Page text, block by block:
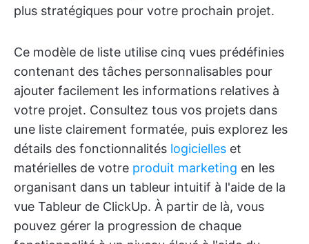
plus stratégiques pour votre prochain projet.
Ce modèle de liste utilise cinq vues prédéfinies
contenant des tâches personnalisables pour
ajouter facilement les informations relatives à
votre projet. Consultez tous vos projets dans
une liste clairement formatée, puis explorez les
détails des fonctionnalités logicielles et
matérielles de votre produit marketing en les
organisant dans un tableur intuitif à l'aide de la
vue Tableur de ClickUp. À partir de là, vous
pouvez gérer la progression de chaque